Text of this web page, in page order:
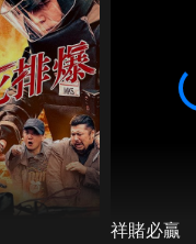
祥賭必贏